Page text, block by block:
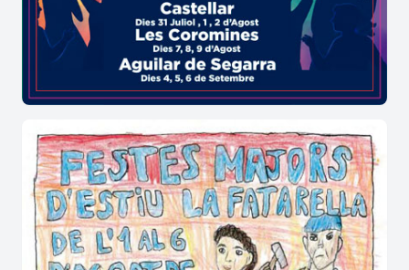
La plaça de les Homilies, l'església de Santa Maria
i els espais naturals de la vila es transformen en
els escenaris principals de la mostra, oferint un
ambient acollidor per gaudir de grans orquestres,
ritmes moderns.
Amb aquestes propostes plenes d'identitat, el
poble d'Organyàtanca les seves intenses
jornades de germanor amb el ferm desig de fer